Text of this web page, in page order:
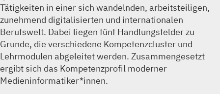
Tätigkeiten in einer sich wandelnden, arbeitsteiligen,
zunehmend digitalisierten und internationalen
Berufswelt. Dabei liegen fünf Handlungsfelder zu
Grunde, die verschiedene Kompetenzcluster und
Lehrmodulen abgeleitet werden. Zusammengesetzt
ergibt sich das Kompetenzprofil moderner
Medieninformatiker*innen.